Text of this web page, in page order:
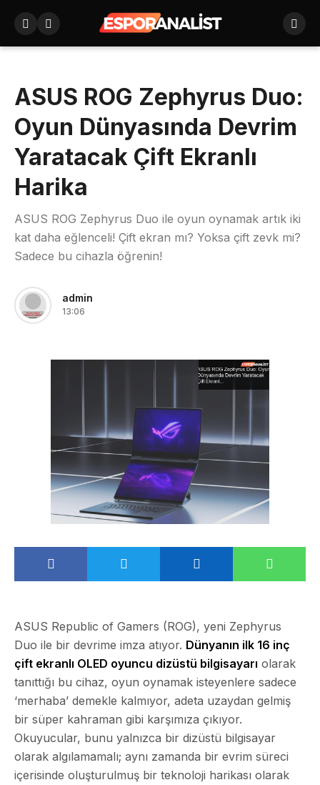
ASUS ROG Zephyrus Duo:
Oyun Dünyasında Devrim
Yaratacak Çift Ekranlı
Harika
ASUS ROG Zephyrus Duo ile oyun oynamak artık iki
kat daha eğlenceli! Çift ekran mı? Yoksa çift zevk mi?
Sadece bu cihazla öğrenin!
admin
13:06
ASUS Republic of Gamers (ROG), yeni Zephyrus
Duo ile bir devrime imza atıyor. Dünyanın ilk 16 inç
çift ekranlı OLED oyuncu dizüstü bilgisayarı olarak
tanıttığı bu cihaz, oyun oynamak isteyenlere sadece
‘merhaba’ demekle kalmıyor, adeta uzaydan gelmiş
bir süper kahraman gibi karşımıza çıkıyor.
Okuyucular, bunu yalnızca bir dizüstü bilgisayar
olarak algılamamalı; aynı zamanda bir evrim süreci
içerisinde oluşturulmuş bir teknoloji harikası olarak